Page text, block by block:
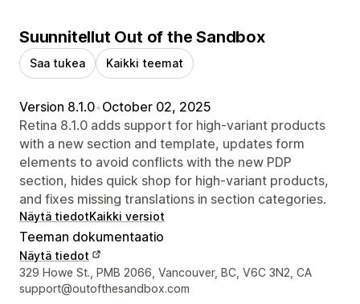
Suunnitellut Out of the Sandbox
Saa tukea Kaikki teemat
Version 8.1.0•October 02, 2025
Retina 8.1.0 adds support for high-variant products
with a new section and template, updates form
elements to avoid conflicts with the new PDP
section, hides quick shop for high-variant products,
and fixes missing translations in section categories.
Näytä tiedotKaikki versiot
Teeman dokumentaatio
Näytä tiedot
Suunnittelijan yhteystiedot
329 Howe St., PMB 2066, Vancouver, BC, V6C 3N2, CA
support@outofthesandbox.com